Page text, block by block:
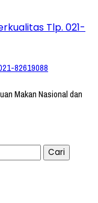
82619088
Makan Nasional dan